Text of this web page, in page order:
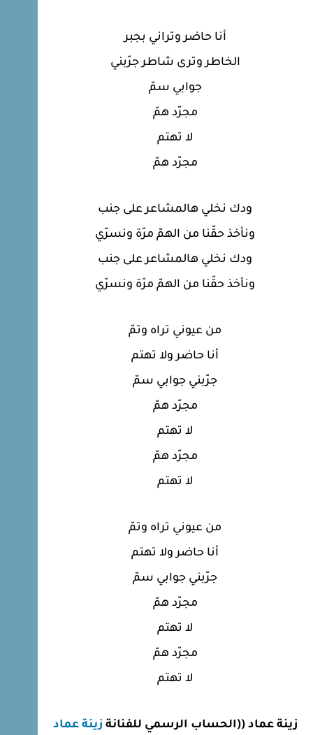
أنا حاضر وتراني بجبر
الخاطر وترى شاطر جرّبني
جوابي سمّ
مجرّد همّ
لا تهتم
مجرّد همّ
ودك نخلي هالمشاعر على جنب
ونأخذ حقّنا من الهمّ مرّة ونسرّي
ودك نخلي هالمشاعر على جنب
ونأخذ حقّنا من الهمّ مرّة ونسرّي
من عيوني تراه وتمّ
أنا حاضر ولا تهتم
جرّبني جوابي سمّ
مجرّد همّ
لا تهتم
مجرّد همّ
لا تهتم
من عيوني تراه وتمّ
أنا حاضر ولا تهتم
جرّبني جوابي سمّ
مجرّد همّ
لا تهتم
مجرّد همّ
لا تهتم
زينة عماد ((الحساب الرسمي للفنانة زينة عماد